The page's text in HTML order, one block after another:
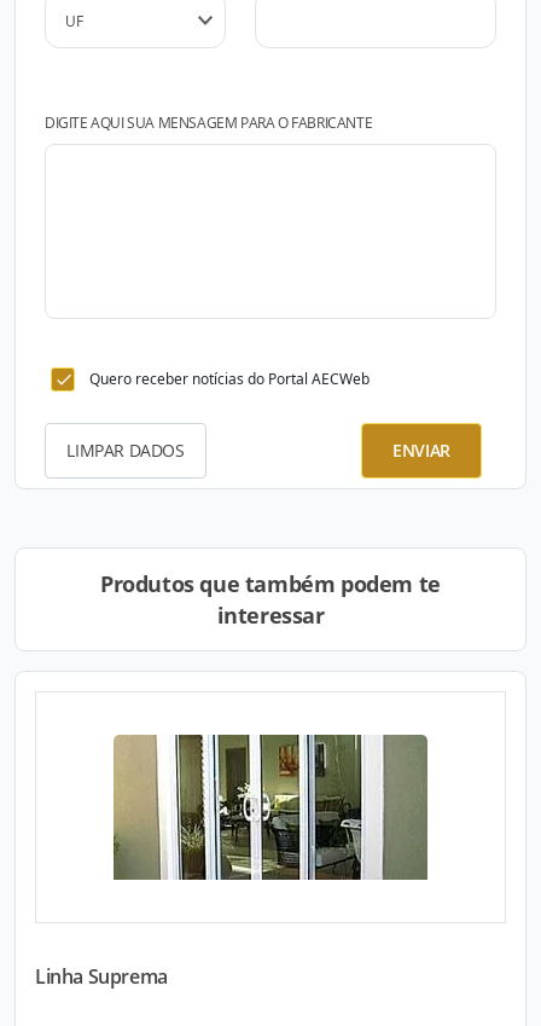
DIGITE AQUI SUA MENSAGEM PARA O FABRICANTE
Quero receber notícias do Portal AECWeb
LIMPAR DADOS ENVIAR
Produtos que também podem te
interessar
Linha Suprema